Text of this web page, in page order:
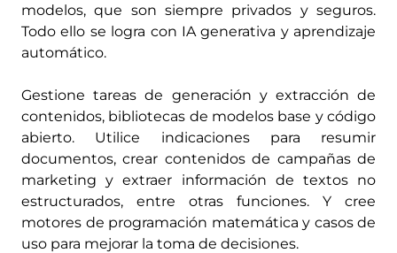
modelos, que son siempre privados y seguros.
Todo ello se logra con IA generativa y aprendizaje
automático.
Gestione tareas de generación y extracción de
contenidos, bibliotecas de modelos base y código
abierto. Utilice indicaciones para resumir
documentos, crear contenidos de campañas de
marketing y extraer información de textos no
estructurados, entre otras funciones. Y cree
motores de programación matemática y casos de
uso para mejorar la toma de decisiones.